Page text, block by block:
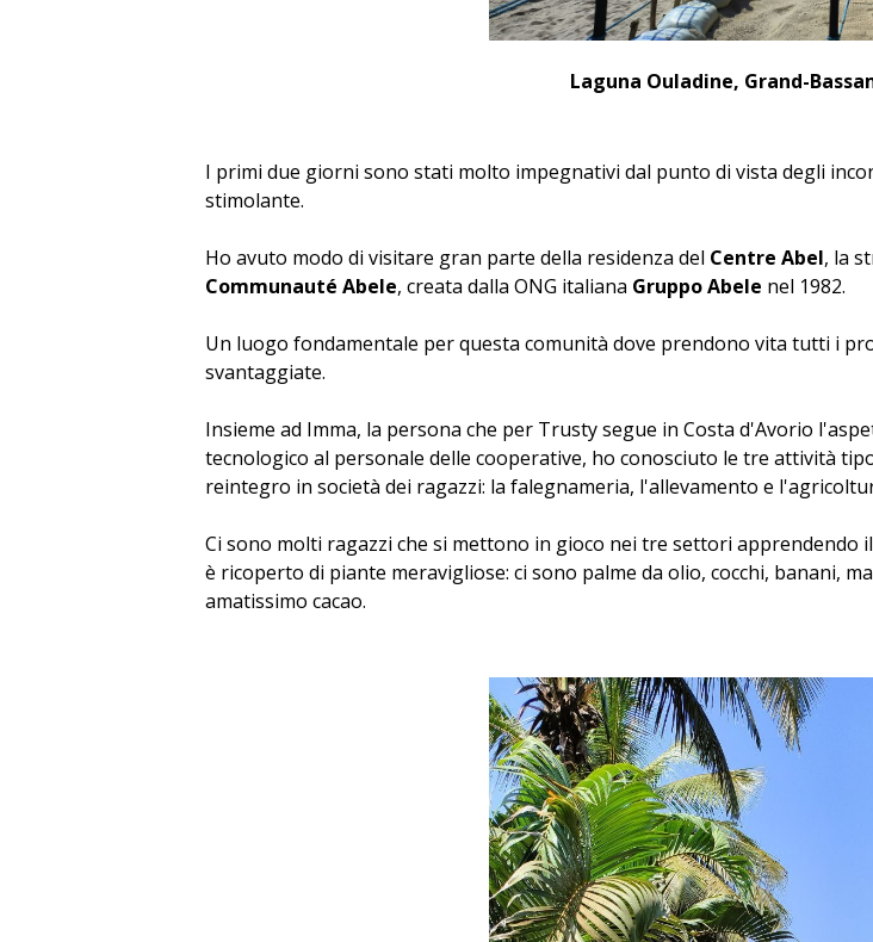
Laguna Ouladine, Grand-
I primi due giorni sono stati molto impegnativi dal punto di vista degli
stimolante.
Ho avuto modo di visitare gran parte della residenza del Centre Abel, la
Communauté Abele, creata dalla ONG italiana Gruppo Abele nel 1982.
Un luogo fondamentale per questa comunità dove prendono vita tutti i
svantaggiate.
Insieme ad Imma, la persona che per Trusty segue in Costa d'Avorio
tecnologico al personale delle cooperative, ho conosciuto le tre attività
reintegro in società dei ragazzi: la falegnameria, l'allevamento e
Ci sono molti ragazzi che si mettono in gioco nei tre settori
è ricoperto di piante meravigliose: ci sono palme da olio, cocchi, banani,
amatissimo cacao.